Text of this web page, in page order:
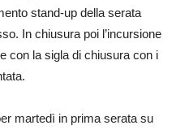
stand-up della serata
In chiusura poi l’incursione
con la sigla di chiusura con i
martedì in prima serata su